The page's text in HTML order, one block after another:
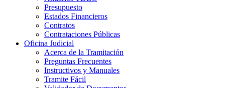
Presupuesto
Estados Financieros
Contratos
Contrataciones Públicas
Oficina Judicial
Acerca de la Tramitación
Preguntas Frecuentes
Instructivos y Manuales
Tramite Fácil